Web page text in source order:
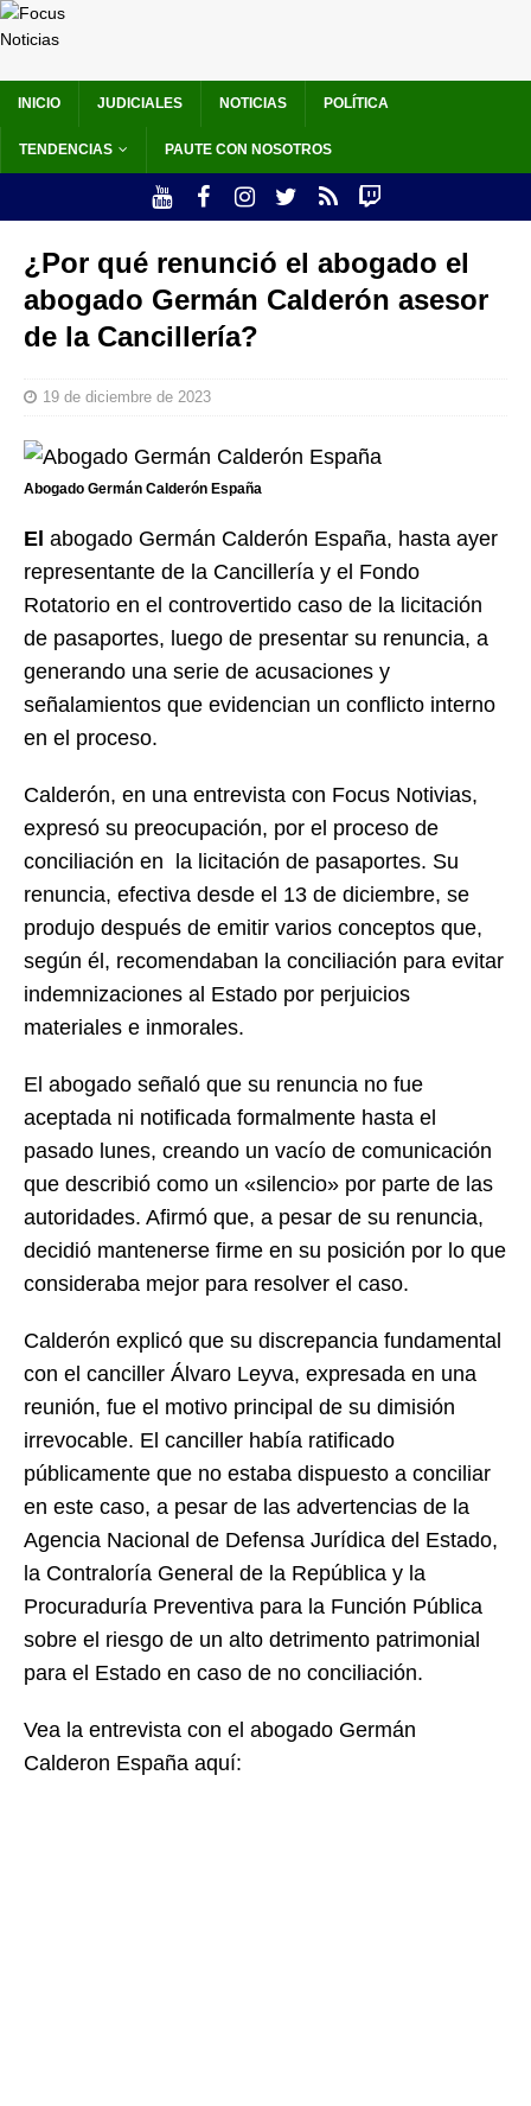
INICIO JUDICIALES NOTICIAS POLÍTICA
TENDENCIAS PAUTE CON NOSOTROS
¿Por qué renunció el abogado el
abogado Germán Calderón asesor
de la Cancillería?
19 de diciembre de 2023
Abogado Germán Calderón España
El abogado Germán Calderón España, hasta ayer
representante de la Cancillería y el Fondo
Rotatorio en el controvertido caso de la licitación
de pasaportes, luego de presentar su renuncia, a
generando una serie de acusaciones y
señalamientos que evidencian un conflicto interno
en el proceso.
Calderón, en una entrevista con Focus Notivias,
expresó su preocupación, por el proceso de
conciliación en la licitación de pasaportes. Su
renuncia, efectiva desde el 13 de diciembre, se
produjo después de emitir varios conceptos que,
según él, recomendaban la conciliación para evitar
indemnizaciones al Estado por perjuicios
materiales e inmorales.
El abogado señaló que su renuncia no fue
aceptada ni notificada formalmente hasta el
pasado lunes, creando un vacío de comunicación
que describió como un «silencio» por parte de las
autoridades. Afirmó que, a pesar de su renuncia,
decidió mantenerse firme en su posición por lo que
consideraba mejor para resolver el caso.
Calderón explicó que su discrepancia fundamental
con el canciller Álvaro Leyva, expresada en una
reunión, fue el motivo principal de su dimisión
irrevocable. El canciller había ratificado
públicamente que no estaba dispuesto a conciliar
en este caso, a pesar de las advertencias de la
Agencia Nacional de Defensa Jurídica del Estado,
la Contraloría General de la República y la
Procuraduría Preventiva para la Función Pública
sobre el riesgo de un alto detrimento patrimonial
para el Estado en caso de no conciliación.
Vea la entrevista con el abogado Germán
Calderon España aquí: